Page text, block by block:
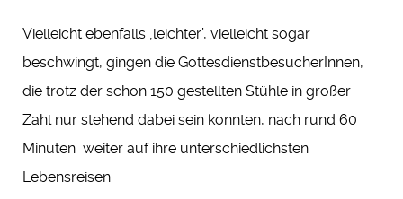
Vielleicht ebenfalls ‚leichter’, vielleicht sogar
beschwingt, gingen die GottesdienstbesucherInnen,
die trotz der schon 150 gestellten Stühle in großer
Zahl nur stehend dabei sein konnten, nach rund 60
Minuten weiter auf ihre unterschiedlichsten
Lebensreisen.